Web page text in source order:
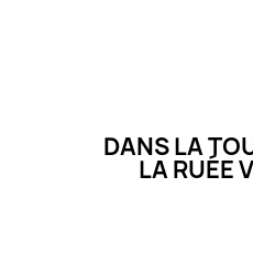
DANS LA
LA RUÉE